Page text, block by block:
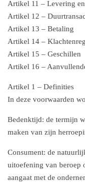
Artikel 11 – Levering
Artikel 12 –
Artikel 13 – Betaling
Artikel 14 –
Artikel 15 – Geschillen
Artikel 16 –
Artikel 1 – Definities
In deze voorwaarden
Bedenktijd: de termijn
maken van zijn
Consument: de
uitoefening van beroep
aangaat met de